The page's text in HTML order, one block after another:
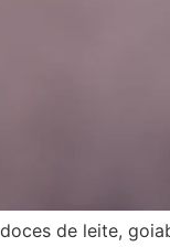
de leite,